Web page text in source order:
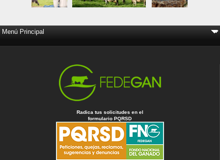
Radica tus solicitudes en el
formulario PQRSD